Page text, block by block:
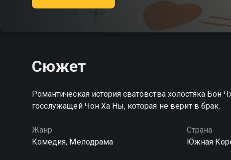
Сюжет
Романтическая история сватовства холостяка Бон
госслужащей Чон Ха Ны, которая не верит в брак.
Жанр
Комедия, Мелодрама
Страна
Южная